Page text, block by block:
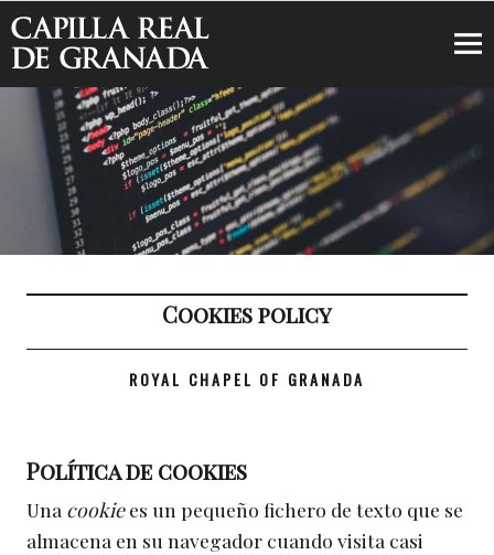
Royal Chapel of Granada
Cookies policy
ROYAL CHAPEL OF GRANADA
Política de cookies
Una cookiees un pequeño fichero de texto que se
almacena en su navegador cuando visita casi